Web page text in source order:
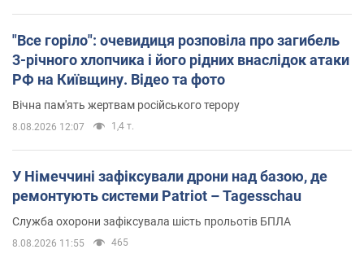
"Все горіло": очевидиця розповіла про загибель
3-річного хлопчика і його рідних внаслідок атаки
РФ на Київщину. Відео та фото
Вічна пам'ять жертвам російського терору
8.08.2026 12:07 1,4 т.
У Німеччині зафіксували дрони над базою, де
ремонтують системи Patriot – Tagesschau
Служба охорони зафіксувала шість прольотів БПЛА
8.08.2026 11:55 465